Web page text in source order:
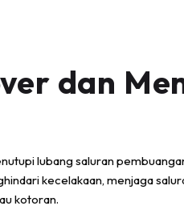
dan
lubang saluran
kecelakaan, menjaga
kotoran.